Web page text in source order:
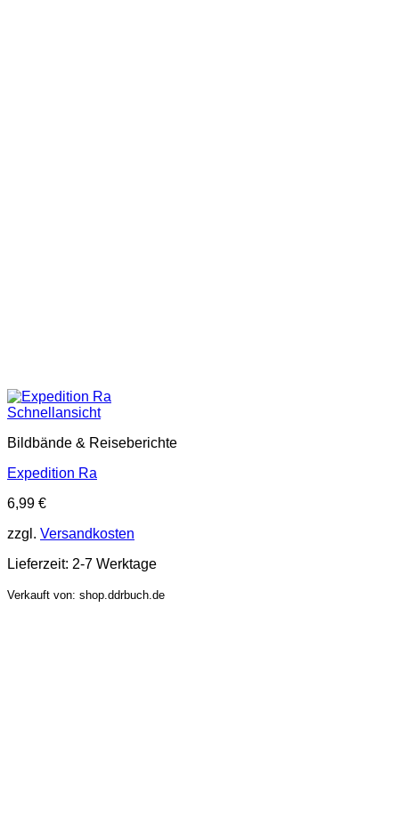
Schnellansicht
Bildbände & Reiseberichte
Expedition Ra
6,99 €
zzgl. Versandkosten
Lieferzeit: 2-7 Werktage
Verkauft von: shop.ddrbuch.de